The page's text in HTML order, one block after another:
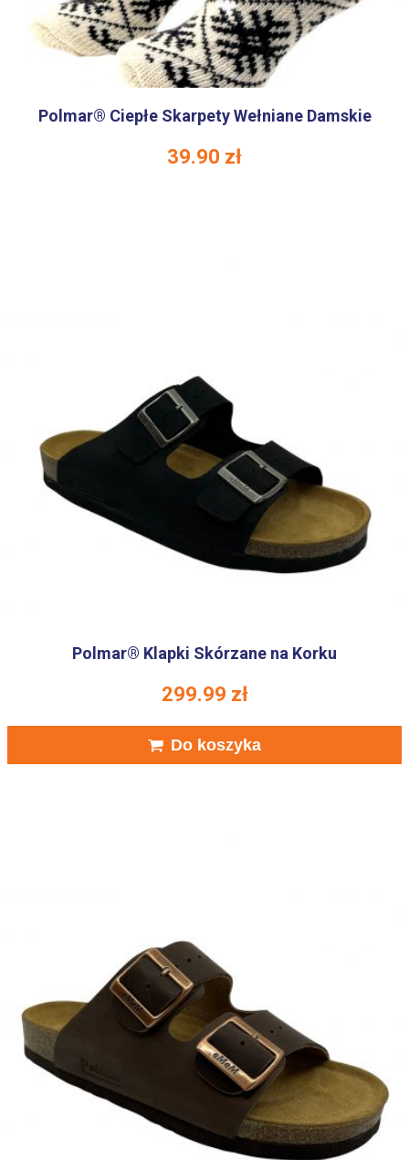
Polmar® Ciepłe Skarpety Wełniane Damskie
39.90 zł
Polmar® Klapki Skórzane na Korku
299.99 zł
Do koszyka